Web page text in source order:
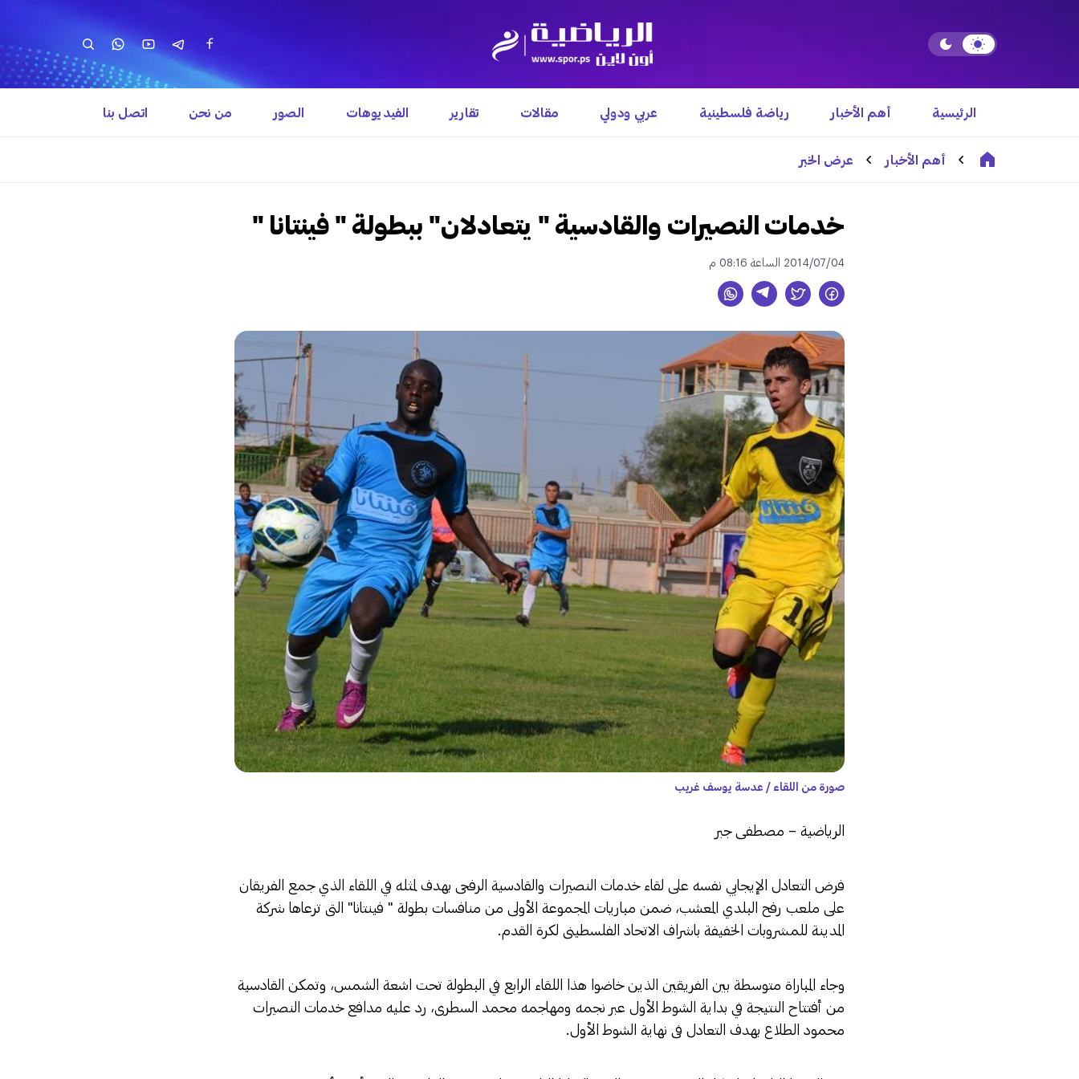
الرئيسية أهم الأخبار رياضة فلسطينية عربي ودولي مقالات تقارير الفيديوهات الصور من نحن اتصل بنا
أهم الأخبار عرض الخبر
خدمات النصيرات والقادسية " يتعادلان" ببطولة " فينتانا "
2014/07/04 الساعة 08:16 م
صورة من اللقاء / عدسة يوسف غريب
الرياضية – مصطفى جبر
فرض التعادل الإيجابي نفسه على لقاء خدمات النصيرات والقادسية الرفحى بهدف لمثله في اللقاء الذي جمع الفريقان
على ملعب رفح البلدي المعشب، ضمن مباريات المجموعة الأولى من منافسات بطولة " فينتانا" التى ترعاها شركة
المدينة للمشروبات الخفيفة باشراف الاتحاد الفلسطينى لكرة القدم.
وجاء المباراة متوسطة بين الفريقين الذين خاضوا هذا اللقاء الرابع في البطولة تحت اشعة الشمس، وتمكن القادسية
من أفتتاح النتيجة في بداية الشوط الأول عبر نجمه ومهاجمه محمد السطرى، رد عليه مدافع خدمات النصيرات
محمود الطلاع بهدف التعادل فى نهاية الشوط الأول.